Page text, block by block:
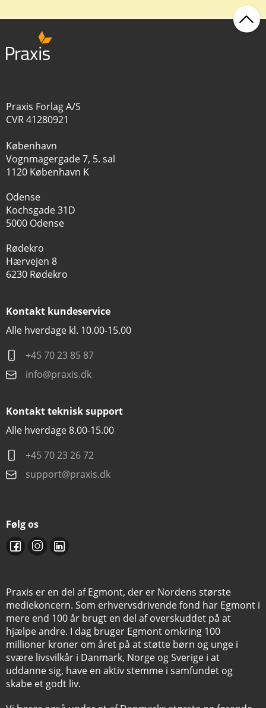
Praxis Forlag A/S
CVR 41280921
København
Vognmagergade 7, 5. sal
1120 København K
Odense
Kochsgade 31D
5000 Odense
Rødekro
Hærvejen 8
6230 Rødekro
Kontakt kundeservice
Alle hverdage kl. 10.00-15.00
+45 70 23 85 87
info@praxis.dk
Kontakt teknisk support
Alle hverdage 8.00-15.00
+45 70 23 26 72
support@praxis.dk
Følg os
Praxis er en del af Egmont, der er Nordens største
mediekoncern. Som erhvervsdrivende fond har Egmont i
mere end 100 år brugt en del af overskuddet på at
hjælpe andre. I dag bruger Egmont omkring 100
millioner kroner om året på at støtte børn og unge i
svære livsvilkår i Danmark, Norge og Sverige i at
uddanne sig, have en aktiv stemme i samfundet og
skabe et godt liv.